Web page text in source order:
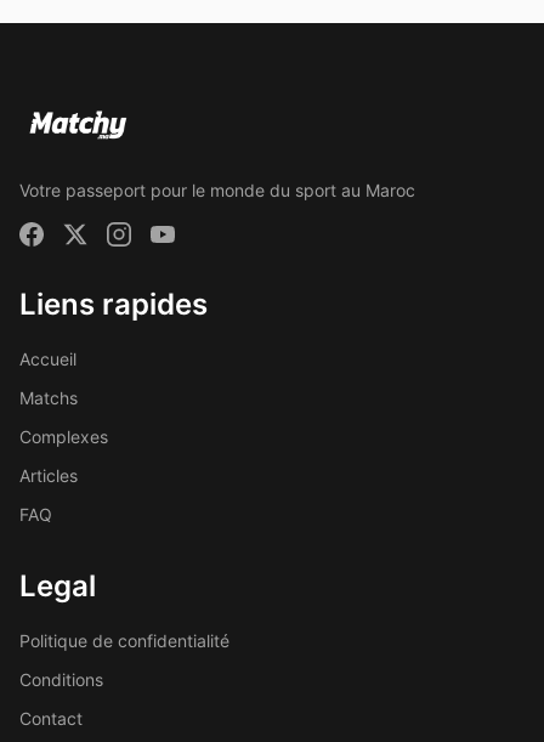
Votre passeport pour le monde du sport au Maroc
Liens rapides
Accueil
Matchs
Complexes
Articles
FAQ
Legal
Politique de confidentialité
Conditions
Contact